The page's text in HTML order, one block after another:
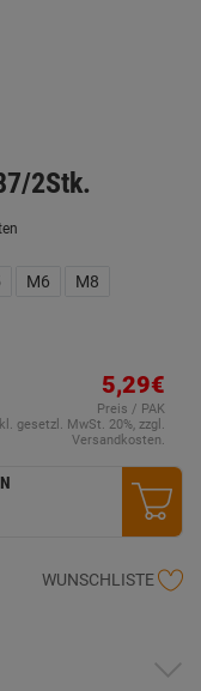
2Stk.
M6 M8
5,29€
Preis / PAK
gesetzl. MwSt. 20%, zzgl.
Versandkosten.
WUNSCHLISTE